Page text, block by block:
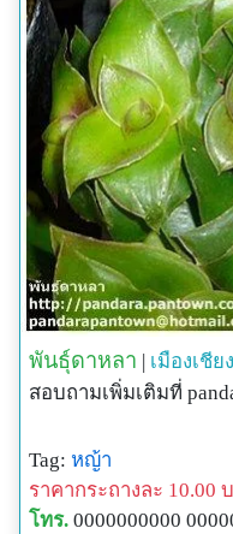
พันธุ์ดาหลา เมืองเชีย
สอบถามเพิ่มเติมที่
Tag: หญ้า
ราคากระถางละ 10.00
โทร. 0000000000